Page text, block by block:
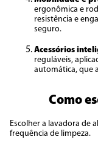
ergonômica e
resistência e
seguro.
Acessórios
reguláveis,
automática, que
Como
Escolher a lavadora de
frequência de limpeza.